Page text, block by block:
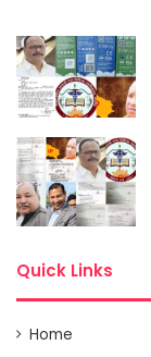
Quick Links
Home